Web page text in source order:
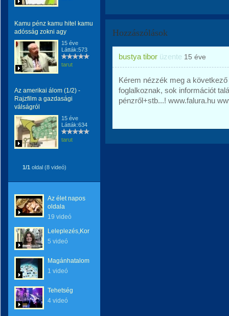
Kamu pénz kamu hitel kamu
adósság zokni agy
15 éve
Látták:573
tarut
Az amerikai álom (1/2) -
Rajzfilm a gazdasági
válságról
15 éve
Látták:634
tarut
1/1 oldal (8 videó)
Az élet napos
oldala
19 videó
Leleplezés,Korrupció!
5 videó
Magánhatalom
1 videó
Tehetség
4 videó
Hozzászólások
bustya tibor üzente 15 éve
Kérem nézzék meg a
foglalkoznak, sok információt
pénzről+stb...! www.falura.hu